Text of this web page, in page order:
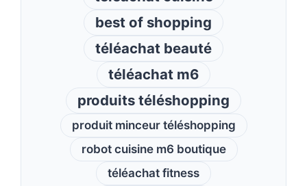
best of shopping
téléachat beauté
téléachat m6
produits téléshopping
produit minceur téléshopping
robot cuisine m6 boutique
téléachat fitness